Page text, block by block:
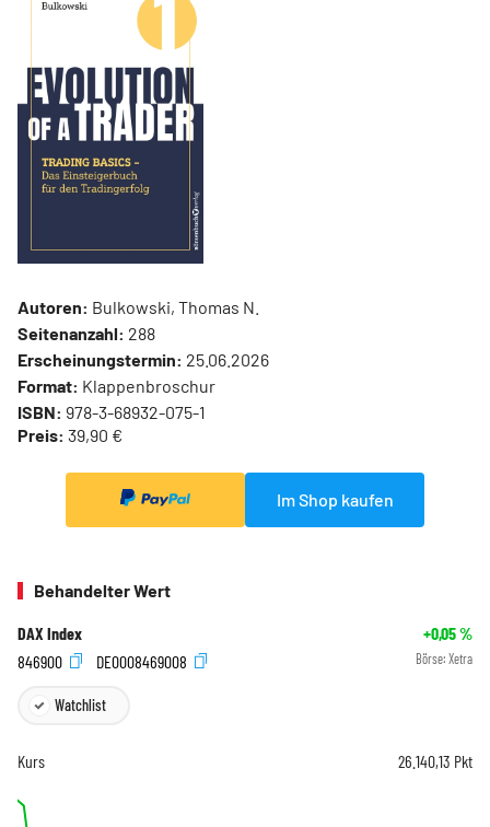
Autoren: Bulkowski, Thomas N.
Seitenanzahl: 288
Erscheinungstermin: 25.06.2026
Format: Klappenbroschur
ISBN: 978-3-68932-075-1
Preis: 39,90 €
Im Shop kaufen
Behandelter Wert
DAX Index +0,05%
846900
DE0008469008 Börse: Xetra
Watchlist
Kurs 26.140,13 Pkt